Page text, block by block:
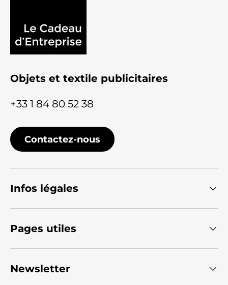
Objets et textile publicitaires
+33 1 84 80 52 38
Contactez-nous
Infos légales
Pages utiles
Newsletter